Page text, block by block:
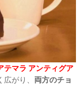
テマラ アンティグア
がり、 両方のチョ